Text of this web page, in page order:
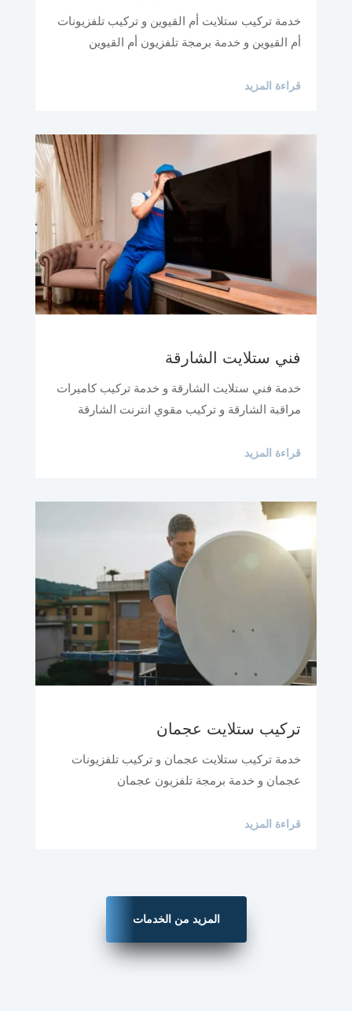
خدمة تركيب ستلايت أم القيوين و تركيب تلفزيونات
أم القيوين و خدمة برمجة تلفزيون أم القيوين
قراءة المزيد
فني ستلايت الشارقة
خدمة فني ستلايت الشارقة و خدمة تركيب كاميرات
مراقبة الشارقة و تركيب مقوي انترنت الشارقة
قراءة المزيد
تركيب ستلايت عجمان
خدمة تركيب ستلايت عجمان و تركيب تلفزيونات
عجمان و خدمة برمجة تلفزيون عجمان
قراءة المزيد
المزيد من الخدمات